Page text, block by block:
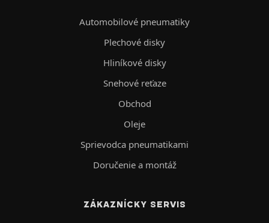
Automobilové pneumatiky
Plechové disky
Hliníkové disky
Snehové reťaze
Obchod
Oleje
Sprievodca pneumatikami
Doručenie a montáž
ZÁKAZNÍCKY SERVIS